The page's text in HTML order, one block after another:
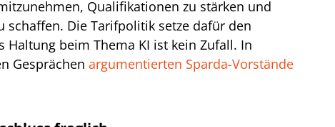
Qualifikationen zu stärken und
schaffen. Die Tarifpolitik setze dafür den
Haltung beim Thema KI ist kein Zufall. In
Gesprächen argumentierten Sparda-Vorstände